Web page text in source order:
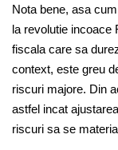
Nota bene, asa
la revolutie incoace
fiscala care sa
context, este greu
riscuri majore. Din
astfel incat
riscuri sa se